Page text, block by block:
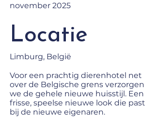
november 2025
Locatie
Limburg, België
Voor een prachtig dierenhotel net
over de Belgische grens verzorgen
we de gehele nieuwe huisstijl. Een
frisse, speelse nieuwe look die past
bij de nieuwe eigenaren.